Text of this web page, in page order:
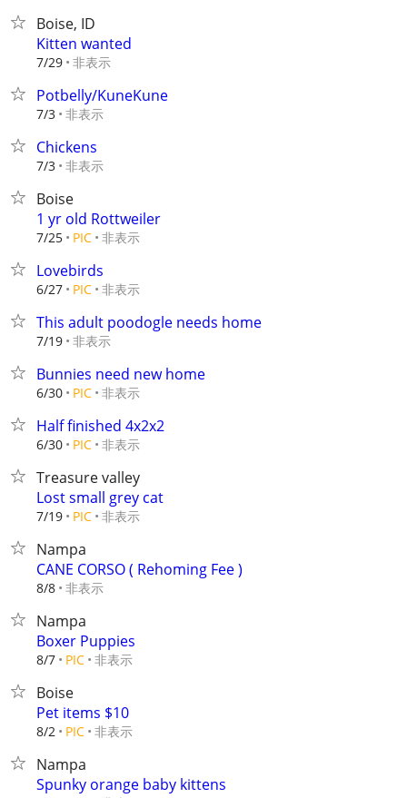
Boise, ID
Kitten wanted
7/29 非表示
Potbelly/KuneKune
7/3 非表示
Chickens
7/3 非表示
Boise
1 yr old Rottweiler
7/25 PIC 非表示
Lovebirds
6/27 PIC 非表示
This adult poodogle needs home
7/19 非表示
Bunnies need new home
6/30 PIC 非表示
Half finished 4x2x2
6/30 PIC 非表示
Treasure valley
Lost small grey cat
7/19 PIC 非表示
Nampa
CANE CORSO ( Rehoming Fee )
8/8 非表示
Nampa
Boxer Puppies
8/7 PIC 非表示
Boise
Pet items $10
8/2 PIC 非表示
Nampa
Spunky orange baby kittens